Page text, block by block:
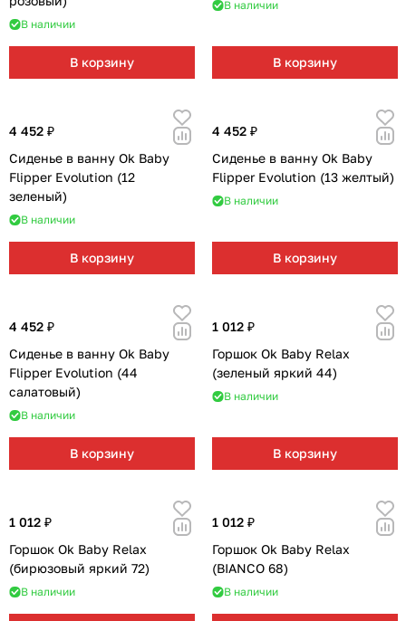
В наличии
В корзину
В наличии
В корзину
4 452 ₽
Сиденье в ванну Ok Baby
Flipper Evolution (12
зеленый)
В наличии
В корзину
4 452 ₽
Сиденье в ванну Ok Baby
Flipper Evolution (13 желтый)
В наличии
В корзину
4 452 ₽
Сиденье в ванну Ok Baby
Flipper Evolution (44
салатовый)
В наличии
В корзину
1 012 ₽
Горшок Ok Baby Relax
(зеленый яркий 44)
В наличии
В корзину
1 012 ₽
Горшок Ok Baby Relax
(бирюзовый яркий 72)
В наличии
1 012 ₽
Горшок Ok Baby Relax
(BIANCO 68)
В наличии
Мягкая мебель
Манежи
Увлажнители воздуха
Подвесные игрушки и растяжки
Спортивные комплексы и инвентарь
Хранение игрушек 33
Качалки 38